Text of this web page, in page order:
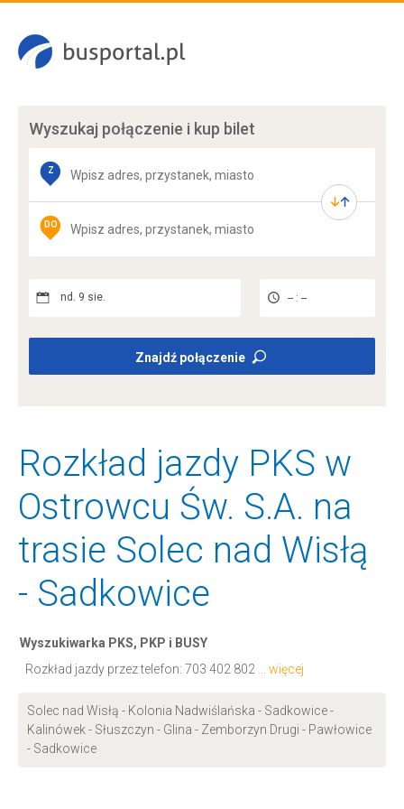
Wyszukaj połączenie i kup bilet
Z
DO
nd. 9 sie. -- : --
Znajdź połączenie
Rozkład jazdy PKS w
Ostrowcu Św. S.A. na
trasie Solec nad Wisłą
- Sadkowice
Wyszukiwarka PKS, PKP i BUSY
Rozkład jazdy przez telefon: 703 402 802 ... więcej
Solec nad Wisłą - Kolonia Nadwiślańska - Sadkowice -
Kalinówek - Słuszczyn - Glina - Zemborzyn Drugi - Pawłowice
- Sadkowice